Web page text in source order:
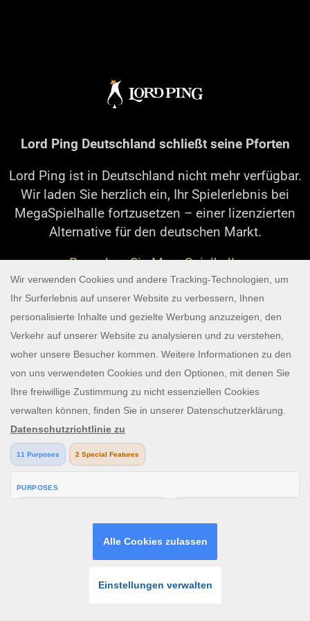
Lord Ping Deutschland schließt seine Pforten
Lord Ping ist in Deutschland nicht mehr verfügbar.
Wir laden Sie herzlich ein, Ihr Spielerlebnis bei
MegaSpielhalle fortzusetzen – einer lizenzierten
Alternative für den deutschen Markt.
Besuchen Sie MegaSpielhalle
Bei Fragen zu Ihrem bestehenden Konto oder
Guthaben kontaktieren Sie bitte den Kundenservice
support@lordping.de.